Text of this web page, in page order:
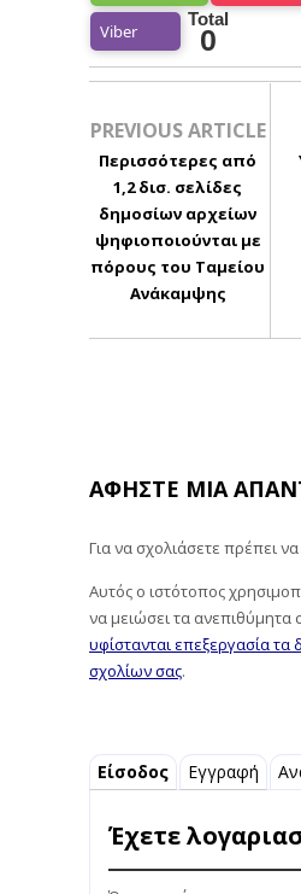
Viber
Total
0
PREVIOUS ARTICLE
Περισσότερες από
1,2 δισ. σελίδες
δημοσίων αρχείων
ψηφιοποιούνται με
πόρους του Ταμείου
Ανάκαμψης
ΑΦΉΣΤΕ ΜΙΑ
Για να σχολιάσετε πρέπει να
Αυτός ο ιστότοπος
να μειώσει τα ανεπιθύμητα
υφίστανται επεξεργασία
σχολίων σας.
Είσοδος Εγγραφή
Έχετε